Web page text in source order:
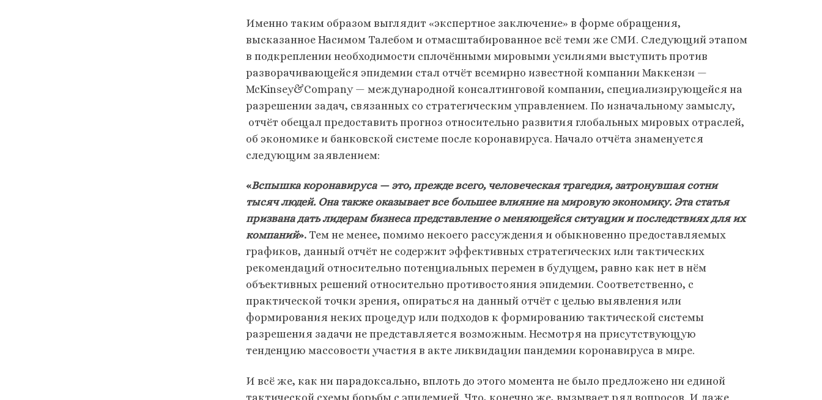
Именно таким образом выглядит «экспертное заключение» в форме обращения,
высказанное Насимом Талебом и отмасштабированное всё теми же СМИ. Следующий этапом
в подкреплении необходимости сплочёнными мировыми усилиями выступить против
разворачивающейся эпидемии стал отчёт всемирно известной компании Маккензи —
McKinsey&Company — международной консалтинговой компании, специализирующейся на
разрешении задач, связанных со стратегическим управлением. По изначальному замыслу,
отчёт обещал предоставить прогноз относительно развития глобальных мировых отраслей,
об экономике и банковской системе после коронавируса. Начало отчёта знаменуется
следующим заявлением:
«Вспышка коронавируса — это, прежде всего, человеческая трагедия, затронувшая сотни
тысяч людей. Она также оказывает все большее влияние на мировую экономику. Эта статья
призвана дать лидерам бизнеса представление о меняющейся ситуации и последствиях для их
компаний». Тем не менее, помимо некоего рассуждения и обыкновенно предоставляемых
графиков, данный отчёт не содержит эффективных стратегических или тактических
рекомендаций относительно потенциальных перемен в будущем, равно как нет в нём
объективных решений относительно противостояния эпидемии. Соответственно, с
практической точки зрения, опираться на данный отчёт с целью выявления или
формирования неких процедур или подходов к формированию тактической системы
разрешения задачи не представляется возможным. Несмотря на присутствующую
тенденцию массовости участия в акте ликвидации пандемии коронавируса в мире.
И всё же, как ни парадоксально, вплоть до этого момента не было предложено ни единой
тактической схемы борьбы с эпидемией. Что, конечно же, вызывает ряд вопросов. И даже